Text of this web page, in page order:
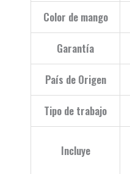
Color de mango
Garantía
País de Origen
Tipo de trabajo
Incluye